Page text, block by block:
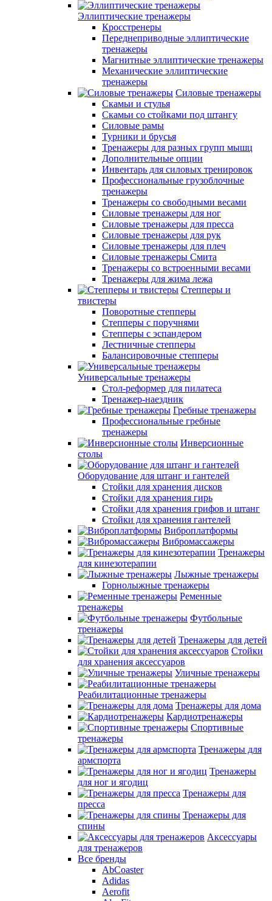
Эллиптические тренажеры
Кросстренеры
Переднеприводные эллиптические
тренажеры
Магнитные эллиптические тренажеры
Механические эллиптические
тренажеры
Силовые тренажеры
Скамьи и стулья
Скамьи со стойками под штангу
Силовые рамы
Турники и брусья
Тренажеры для разных групп мышц
Дополнительные опции
Инвентарь для силовых тренировок
Профессиональные грузоблочные
тренажеры
Тренажеры со свободными весами
Силовые тренажеры для ног
Силовые тренажеры для пресса
Силовые тренажеры для рук
Силовые тренажеры для плеч
Силовые тренажеры Смита
Тренажеры со встроенными весами
Тренажеры для жима лежа
Степперы и
твистеры
Поворотные степперы
Степперы с поручнями
Степперы с эспандером
Лестничные степперы
Балансировочные степперы
Универсальные тренажеры
Стол-реформер для пилатеса
Тренажер-наездник
Гребные тренажеры
Профессиональные гребные
тренажеры
Инверсионные
столы
Оборудование для штанг и гантелей
Стойки для хранения дисков
Стойки для хранения гирь
Стойки для хранения грифов и штанг
Стойки для хранения гантелей
Виброплатформы
Вибромассажеры
Тренажеры
для кинезотерапии
Лыжные тренажеры
Горнолыжные тренажеры
Ременные
тренажеры
Футбольные
тренажеры
Тренажеры для детей
Стойки
для хранения аксессуаров
Уличные тренажеры
Реабилитационные тренажеры
Тренажеры для дома
Кардиотренажеры
Спортивные
тренажеры
Тренажеры для
армспорта
Тренажеры
для ног и ягодиц
Тренажеры для
пресса
Тренажеры для
спины
Аксессуары
для тренажеров
Все бренды
AbCoaster
Adidas
Aerofit